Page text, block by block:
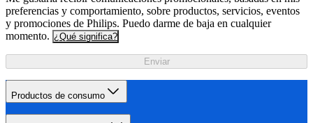
preferencias y comportamiento, sobre productos, servicios, eventos
y promociones de Philips. Puedo darme de baja en cualquier
momento. ¿Qué significa?
Enviar
Productos de consumo